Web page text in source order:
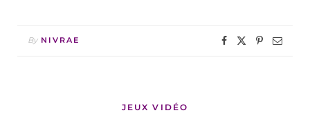
By NIVRAE
JEUX VIDÉO